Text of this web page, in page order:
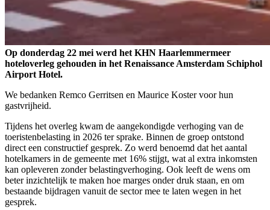
Op donderdag 22 mei werd het KHN Haarlemmermeer
hoteloverleg gehouden in het Renaissance Amsterdam Schiphol
Airport Hotel.
We bedanken Remco Gerritsen en Maurice Koster voor hun
gastvrijheid.
Tijdens het overleg kwam de aangekondigde verhoging van de
toeristenbelasting in 2026 ter sprake. Binnen de groep ontstond
direct een constructief gesprek. Zo werd benoemd dat het aantal
hotelkamers in de gemeente met 16% stijgt, wat al extra inkomsten
kan opleveren zonder belastingverhoging. Ook leeft de wens om
beter inzichtelijk te maken hoe marges onder druk staan, en om
bestaande bijdragen vanuit de sector mee te laten wegen in het
gesprek.